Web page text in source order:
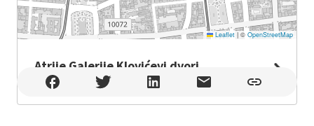
Leaflet |© OpenStreetMap
Atrije Galerije Klovićevi dvori
Atrije Galerije Klovićevi dvori , Zagreb